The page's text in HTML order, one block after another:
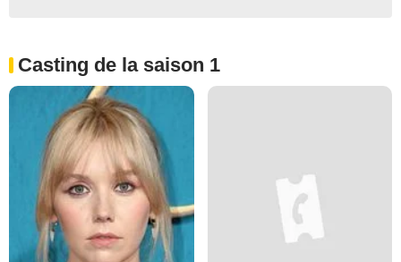
Casting de la saison 1